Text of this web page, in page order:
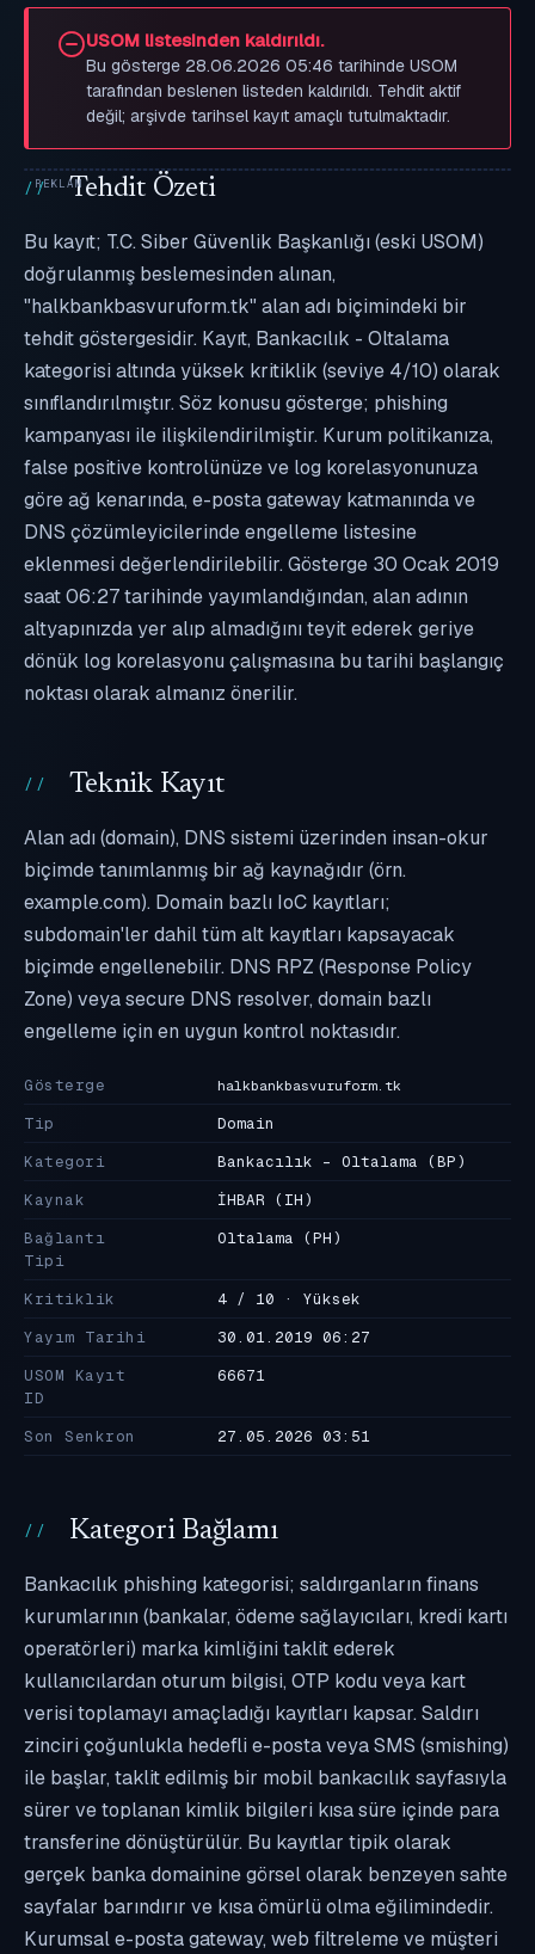
USOM listesinden kaldırıldı.
Bu gösterge 28.06.2026 05:46 tarihinde USOM
tarafından beslenen listeden kaldırıldı. Tehdit aktif
değil; arşivde tarihsel kayıt amaçlı tutulmaktadır.
Tehdit Özeti
Bu kayıt; T.C. Siber Güvenlik Başkanlığı (eski USOM)
doğrulanmış beslemesinden alınan,
"halkbankbasvuruform.tk" alan adı biçimindeki bir
tehdit göstergesidir. Kayıt, Bankacılık - Oltalama
kategorisi altında yüksek kritiklik (seviye 4/10) olarak
sınıflandırılmıştır. Söz konusu gösterge; phishing
kampanyası ile ilişkilendirilmiştir. Kurum politikanıza,
false positive kontrolünüze ve log korelasyonunuza
göre ağ kenarında, e-posta gateway katmanında ve
DNS çözümleyicilerinde engelleme listesine
eklenmesi değerlendirilebilir. Gösterge 30 Ocak 2019
saat 06:27 tarihinde yayımlandığından, alan adının
altyapınızda yer alıp almadığını teyit ederek geriye
dönük log korelasyonu çalışmasına bu tarihi başlangıç
noktası olarak almanız önerilir.
Teknik Kayıt
Alan adı (domain), DNS sistemi üzerinden insan-okur
biçimde tanımlanmış bir ağ kaynağıdır (örn.
example.com). Domain bazlı IoC kayıtları;
subdomain'ler dahil tüm alt kayıtları kapsayacak
biçimde engellenebilir. DNS RPZ (Response Policy
Zone) veya secure DNS resolver, domain bazlı
engelleme için en uygun kontrol noktasıdır.
Gösterge halkbankbasvuruform.tk
Tip
Domain
Kategori
Bankacılık - Oltalama (BP)
Kaynak
İHBAR (IH)
Bağlantı
Tipi
Oltalama (PH)
Kritiklik
4 / 10 · Yüksek
Yayım Tarihi
30.01.2019 06:27
USOM Kayıt
ID
66671
Son Senkron 27.05.2026 03:51
Kategori Bağlamı
Bankacılık phishing kategorisi; saldırganların finans
kurumlarının (bankalar, ödeme sağlayıcıları, kredi kartı
operatörleri) marka kimliğini taklit ederek
kullanıcılardan oturum bilgisi, OTP kodu veya kart
verisi toplamayı amaçladığı kayıtları kapsar. Saldırı
zinciri çoğunlukla hedefli e-posta veya SMS (smishing)
ile başlar, taklit edilmiş bir mobil bankacılık sayfasıyla
sürer ve toplanan kimlik bilgileri kısa süre içinde para
transferine dönüştürülür. Bu kayıtlar tipik olarak
gerçek banka domainine görsel olarak benzeyen sahte
sayfalar barındırır ve kısa ömürlü olma eğilimindedir.
Kurumsal e-posta gateway, web filtreleme ve müşteri